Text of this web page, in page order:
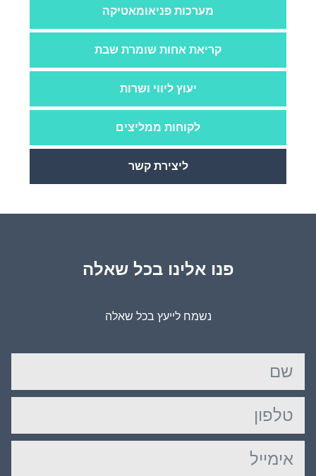
מערכות פניאומאטיקה
קריאת אחות שומרת שבת
יעוץ ליווי ושרות
לקוחות ממליצים
ליצירת קשר
פנו אלינו בכל שאלה
נשמח לייעץ בכל שאלה